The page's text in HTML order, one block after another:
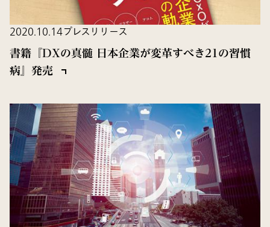
2020.10.14プレスリリース
書籍『DXの真髄 日本企業が変革すべき21の習慣
病』発売